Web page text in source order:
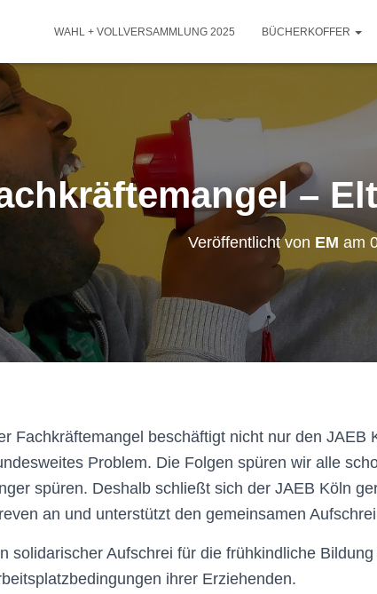
WAHL + VOLLVERSAMMLUNG 2025 BÜCHERKOFFER
–
Veröffentlicht von EM am
Fachkräftemangel beschäftigt nicht nur den JAEB
Problem. Die Folgen spüren wir alle
spüren. Deshalb schließt sich der JAEB Köln
an und unterstützt den gemeinsamen
solidarischer Aufschrei für die frühkindliche
ihrer Erziehenden.